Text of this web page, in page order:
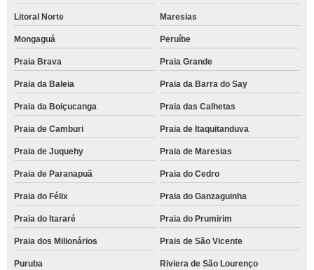
Litoral Norte Maresias
Mongaguá Peruíbe
Praia Brava Praia Grande
Praia da Baleia Praia da Barra do Say
Praia da Boiçucanga Praia das Calhetas
Praia de Camburi Praia de Itaquitanduva
Praia de Juquehy Praia de Maresias
Praia de Paranapuã Praia do Cedro
Praia do Félix Praia do Ganzaguinha
Praia do Itararé Praia do Prumirim
Praia dos Milionários Prais de São Vicente
Puruba Riviera de São Lourenço